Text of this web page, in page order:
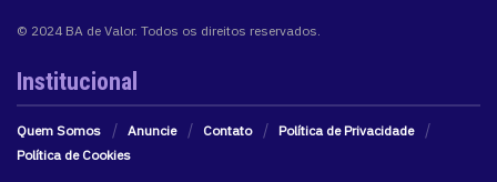
© 2024 BA de Valor. Todos os direitos reservados.
Institucional
Quem Somos Anuncie Contato
Política de Privacidade
Política de Cookies